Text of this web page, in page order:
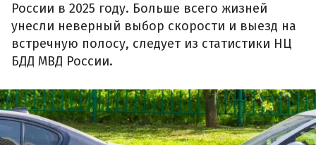
России в 2025 году. Больше всего жизней
унесли неверный выбор скорости и выезд на
встречную полосу, следует из статистики НЦ
БДД МВД России.